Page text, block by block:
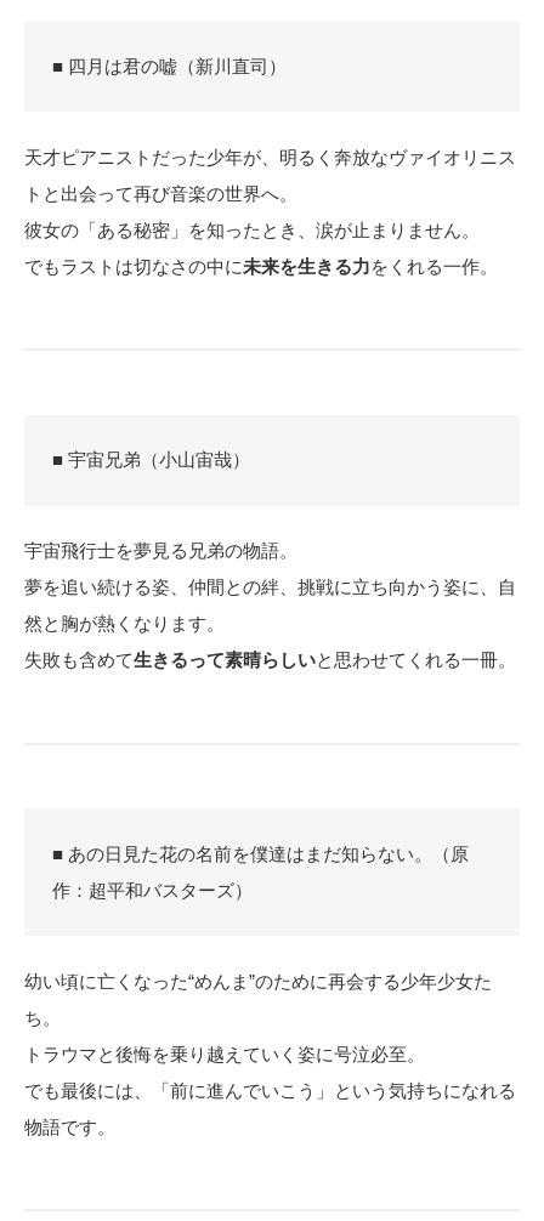
■ 四月は君の嘘（新川直司）
天才ピアニストだった少年が、明るく奔放なヴァイオリニス
トと出会って再び音楽の世界へ。
彼女の「ある秘密」を知ったとき、涙が止まりません。
でもラストは切なさの中に未来を生きる力をくれる一作。
■ 宇宙兄弟（小山宙哉）
宇宙飛行士を夢見る兄弟の物語。
夢を追い続ける姿、仲間との絆、挑戦に立ち向かう姿に、自
然と胸が熱くなります。
失敗も含めて生きるって素晴らしいと思わせてくれる一冊。
■ あの日見た花の名前を僕達はまだ知らない。（原
作：超平和バスターズ）
幼い頃に亡くなった“めんま”のために再会する少年少女た
ち。
トラウマと後悔を乗り越えていく姿に号泣必至。
でも最後には、「前に進んでいこう」という気持ちになれる
物語です。